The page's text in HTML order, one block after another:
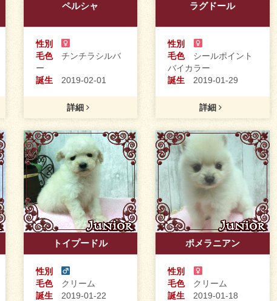
ペルシャ
性別
毛色チンチラシルバ
ー
誕生 2019-02-01
詳細
ラグドール
性別
毛色シールポイント
バイカラー
誕生 2019-01-29
詳細
トイプードル
性別
毛色クリーム
誕生 2019-01-22
ポメラニアン
性別
毛色クリーム
誕生 2019-01-18